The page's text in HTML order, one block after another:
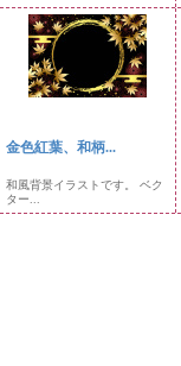
金色紅葉、和柄...
和風背景イラストです。 ベク
ター...